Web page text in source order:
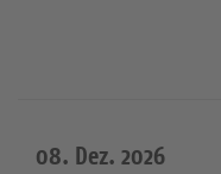
08. Dez. 2026